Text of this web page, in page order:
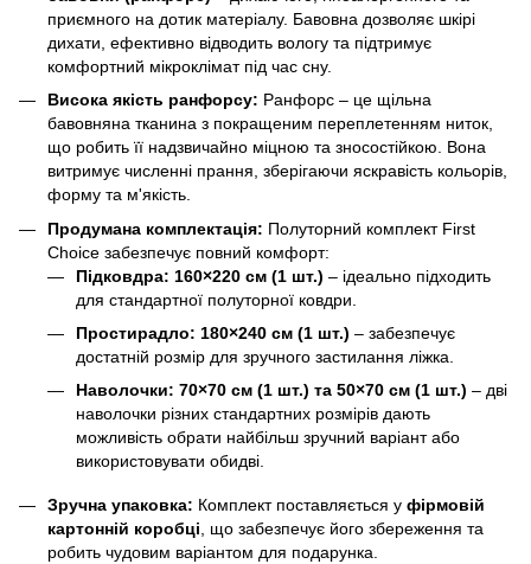
приємного на дотик матеріалу. Бавовна дозволяє шкірі
дихати, ефективно відводить вологу та підтримує
комфортний мікроклімат під час сну.
Висока якість ранфорсу: Ранфорс – це щільна
бавовняна тканина з покращеним переплетенням ниток,
що робить її надзвичайно міцною та зносостійкою. Вона
витримує численні прання, зберігаючи яскравість кольорів,
форму та м'якість.
Продумана комплектація: Полуторний комплект First
Choice забезпечує повний комфорт:
Підковдра: 160×220 см (1 шт.) – ідеально підходить
для стандартної полуторної ковдри.
Простирадло: 180×240 см (1 шт.) – забезпечує
достатній розмір для зручного застилання ліжка.
Наволочки: 70×70 см (1 шт.) та 50×70 см (1 шт.) – дві
наволочки різних стандартних розмірів дають
можливість обрати найбільш зручний варіант або
використовувати обидві.
Зручна упаковка: Комплект поставляється у фірмовій
картонній коробці , що забезпечує його збереження та
робить чудовим варіантом для подарунка.